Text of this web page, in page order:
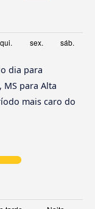
dia para
MS para Alta
mais caro do